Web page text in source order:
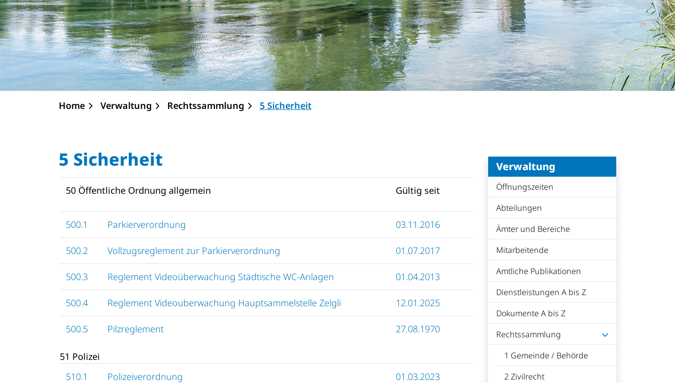
Home Verwaltung Rechtssammlung 5 Sicherheit(ausgewählt)
Verwaltung
Öffnungszeiten
Abteilungen
Ämter und Bereiche
Mitarbeitende
Amtliche Publikationen
Dienstleistungen A bis Z
Dokumente A bis Z
Rechtssammlung
1 Gemeinde / Behörde
2 Zivilrecht
5 Sicherheit
50 Öffentliche Ordnung allgemein Gültig seit
500.1 Parkierverordnung 03.11.2016
500.2 Vollzugsreglement zur Parkierverordnung 01.07.2017
500.3 Reglement Videoüberwachung Städtische WC-Anlagen 01.04.2013
500.4 Reglement Videouberwachung Hauptsammelstelle Zelgli 12.01.2025
500.5 Pilzreglement 27.08.1970
51 Polizei
510.1
Polizeiverordnung 01.03.2023